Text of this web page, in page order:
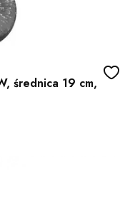
średnica 19 cm,